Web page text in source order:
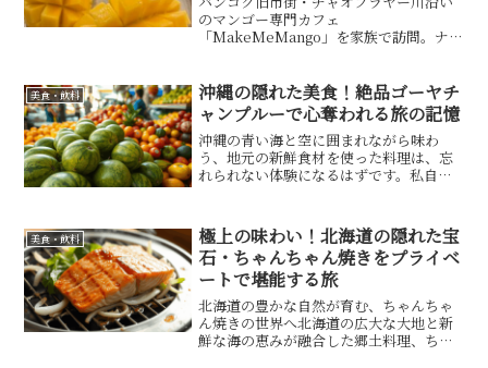
のマンゴー専門カフェ
「MakeMeMango」を家族で訪問。ナム
空間、ターティアン桟橋へのフェリーで
のアクセスを紹介します。
美食・飲料
沖縄の隠れた美食！絶品ゴーヤチ
ャンプルーで心奪われる旅の記憶
沖縄の青い海と空に囲まれながら味わ
う、地元の新鮮食材を使った料理は、忘
れられない体験になるはずです。私自
苦味と甘みの絶妙なバランスに心を奪わ
れました。この記事では、そん...
美食・飲料
極上の味わい！北海道の隠れた宝
石・ちゃんちゃん焼きをプライベ
ートで堪能する旅
北海道の豊かな自然が育む、ちゃんちゃ
ん焼きの世界へ北海道の広大な大地と新
鮮な海の恵みが融合した郷土料理、ちゃ